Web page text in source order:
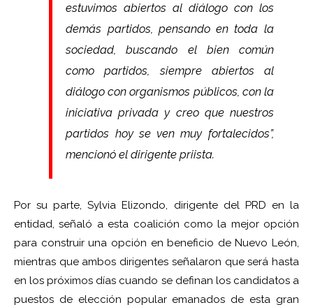
estuvimos abiertos al diálogo con los
demás partidos, pensando en toda la
sociedad, buscando el bien común
como partidos, siempre abiertos al
diálogo con organismos públicos, con la
iniciativa privada y creo que nuestros
partidos hoy se ven muy fortalecidos”,
mencionó el dirigente priista.
Por su parte, Sylvia Elizondo, dirigente del PRD en la
entidad, señaló a esta coalición como la mejor opción
para construir una opción en beneficio de Nuevo León,
mientras que ambos dirigentes señalaron que será hasta
en los próximos días cuando se definan los candidatos a
puestos de elección popular emanados de esta gran